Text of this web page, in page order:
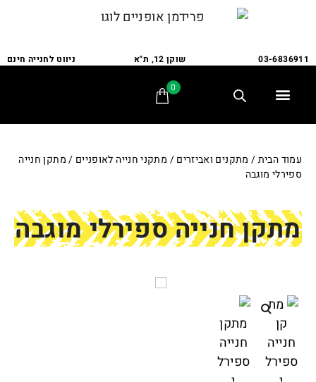
03-6836911 שוקן 12, ת"א ניווט לחנייה חינם
0
עמוד הבית/ מתקנים ואביזרים/ מתקני חנייה לאופניים / מתקן חנייה
ספירלי מוגבה
מתקן חנייה ספירלי מוגבה